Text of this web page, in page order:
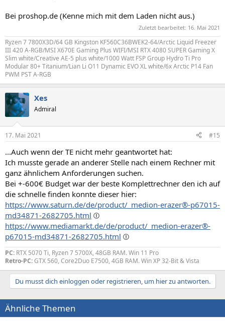
Bei proshop.de (Kenne mich mit dem Laden nicht aus.)
Zuletzt bearbeitet: 16. Mai 2021
Ryzen 7 7800X3D/64 GB Kingston KF560C36BWEK2-64/Arctic Liquid Freezer
III 420 A-RGB/MSI X670E Gaming Plus WIFI/MSI RTX 4080 SUPER Gaming X
Slim white/Creative AE-5 plus white/1000 Watt FSP Group Hydro Ti Pro
Modular 80+ Titanium/Lian Li O11 Dynamic EVO XL white/6x Arctic P14 Fan
PWM PST A-RGB
Xes
Admiral
17. Mai 2021 #15
...Auch wenn der TE nicht mehr geantwortet hat:
Ich musste gerade an anderer Stelle nach einem Rechner mit
ganz ähnlichem Anforderungen suchen.
Bei +-600€ Budget war der beste Komplettrechner den ich auf
die schnelle finden konnte dieser hier:
https://www.saturn.de/de/product/_medion-erazer®-p67015-
md34871-2682705.html
https://www.mediamarkt.de/de/product/_medion-erazer®-
p67015-md34871-2682705.html
PC: RTX 5070 Ti, Ryzen 7 5700X, 48GB RAM. Win 11 Pro
Retro-PC:GTX 560, Core2Duo E7500, 4GB RAM. Win XP 32-Bit & Vista
Du musst dich einloggen oder registrieren, um hier zu antworten.
Ähnliche Themen